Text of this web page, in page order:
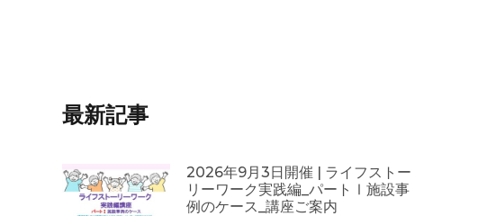
最新記事
2026年9月3日開催 | ライフストー
リーワーク実践編_パートⅠ施設事
例のケース_講座ご案内